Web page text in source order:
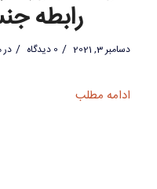
رابطه
دسامبر 3, 2021 / 0 دیدگاه / در
ادامه مطلب